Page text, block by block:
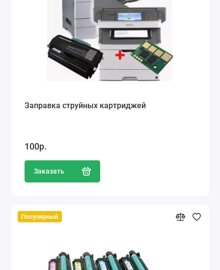
Заправка струйных картриджей
100р.
Заказать
Популярный